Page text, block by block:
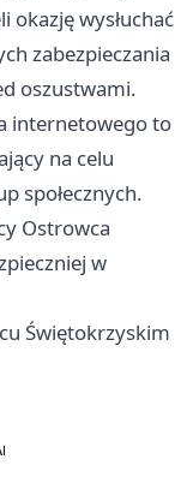
wysłuchać
zabezpieczania
oszustwami.
internetowego to
na celu
społecznych.
Ostrowca
w
Świętokrzyskim